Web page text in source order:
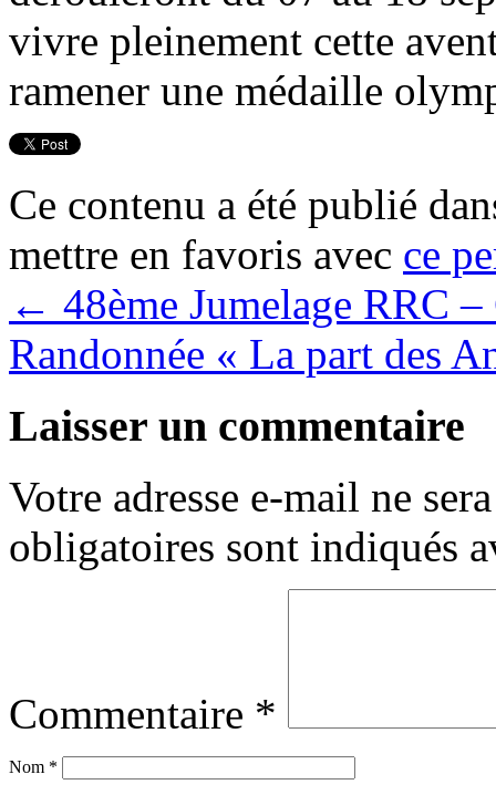
vivre pleinement cette
ramener une médaille
Ce contenu a été publié
mettre en favoris avec ce
← 48ème Jumelage RRC
Randonnée « La part des
Laisser un commentaire
Votre adresse e-mail ne
obligatoires sont indiqués
Commentaire *
Nom *